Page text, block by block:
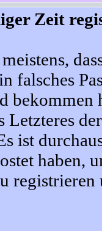
Zeit
falsches
bekommen
Letzteres
ist
haben,